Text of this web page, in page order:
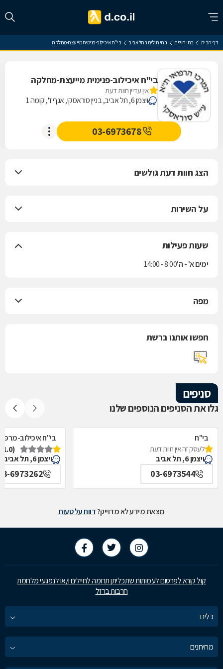
דף הבית בתי חולים בתי חולים בתל אביב בי"ח איכילוב-פנימית מייעצת-מחלקה
בי"ח איכילוב-פנימית מייעצת-מחלקה
אין עדיין חוות דעת
ויצמן 6, תל אביב, בניין סוראסקי, אגף ד', קומה 1
03-6973678
הצג חוות דעת גולשים
על השירות
שעות פעילות
ימים א' - ה'8:00 - 14:00
מפה
חפשו אותנו ברשת
סניפים
גלו את הסניפים הנוספים שלנו
בי"ח
איכילוב-אף,אוזן,גרון,ניתוחי-ראש,צוואר,פה,לסתות-מערך,
תל אביב
לעסק זה אין חוות דעת
ויצמן 6, תל אביב
03-6973544
בי"ח איכילוב-
תל אביב
(1.0)
ויצמן 6, תל אביב
6973262
מצאת מידע לא מדוייק?דווח על טעות
קול קורא לפרסום לעמותות שתכליתן תרומה לחיילים ו/או לנפגעי מלחמת
חרבות ברזל
כלים
מחירונים